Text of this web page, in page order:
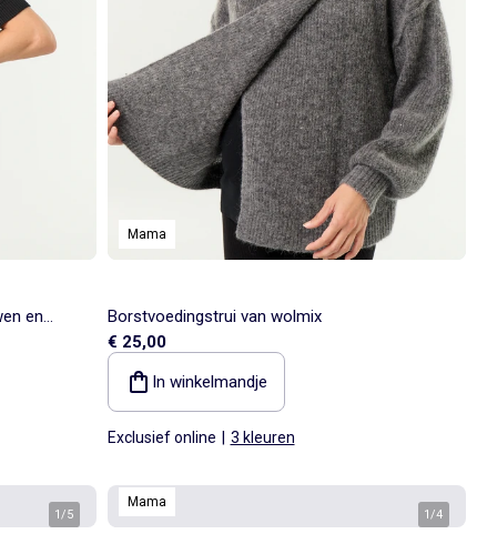
en
Mama
Borstvoedingstrui van wolmix
€ 25,00
In winkelmandje
Exclusief online 3 kleuren
1/5
Mama
1/4